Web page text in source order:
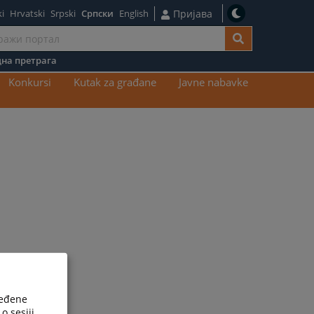
Hrvatski Srpski Српски English Пријава
претрага
Konkursi Kutak za građane
Javne nabavke